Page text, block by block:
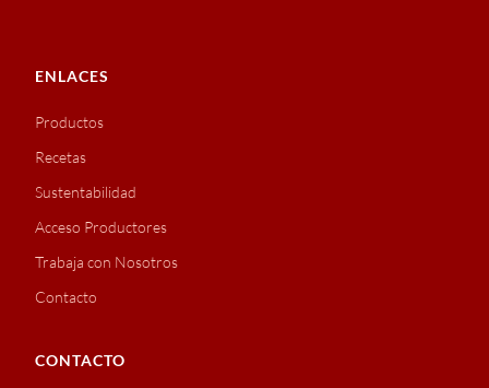
ENLACES
Productos
Recetas
Sustentabilidad
Acceso Productores
Trabaja con Nosotros
Contacto
CONTACTO